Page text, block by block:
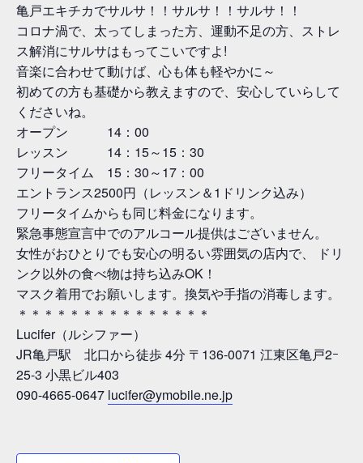
亀戸エキチカでサルサ！！️サルサ！！️サルサ！！️
コロナ渦で、太ってしまった方、運動不足の方、ストレ
ス解消にサルサはもってこいですよ!
音楽に合わせて動けば、心も体も軽やかに～
初めての方も基礎から教えますので、安心していらして
くださいね。
オープン 14：00
レッスン 14：15～15：30
フリータイム 15：30～17：00
エントランス2500円（レッスン＆1ドリンク込み）
フリータイムからも同じ料金になります。
緊急事態宣言中でのアルコール提供はございません。
女性がおひとりでも安心の明るい雰囲気の店内で、 ドリ
ンク以外の食べ物は持ち込みOK！
マスク着用でお願いします。換気や手指の消毒します。
＊＊＊＊＊＊＊＊＊＊＊＊＊＊＊
Lucifer（ルシファー）
JR亀戸駅 北口から徒歩 4分 〒136-0071 江東区亀戸2ｰ
25-3 小黒ビル403
090-4665-0647 lucifer@ymobile.ne.jp